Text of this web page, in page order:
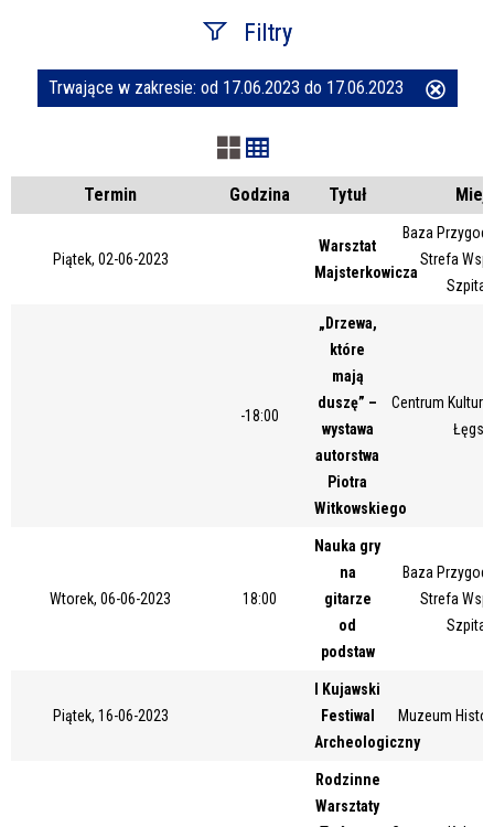
Filtry
Szukana fraza
Kategoria
Trwające w zakresie
Trwające w zakresie: od 17.06.2023 do 17.06.2023
Termin Godzina Tytuł
Piątek, 02-06-2023
Warsztat
Majsterkowicza
Baza
Strefa
-18:00
„Drzewa,
które
mają
duszę” –
wystawa
autorstwa
Piotra
Witkowskiego
Centrum Kultury
Wtorek, 06-06-2023 18:00
Nauka gry
na
gitarze
od
podstaw
Baza
Strefa
Piątek, 16-06-2023
I Kujawski
Festiwal
Archeologiczny
Muzeum
Rodzinne
Warsztaty